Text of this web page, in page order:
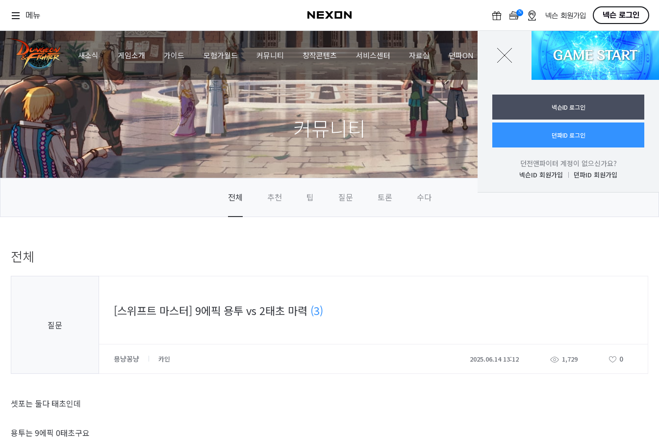
메뉴 N
F
넥슨 회원가입 넥슨 로그인
새소식 게임소개 가이드 모험가월드 커뮤니티 창작콘텐츠 서비스센터 자료실 던파ON GAME START
로그인
넥슨ID 로그인
던파ID 로그인
던전앤파이터 계정이 없으신가요?
넥슨ID 회원가입 던파ID 회원가입
커뮤니티
전체 추천 팁 질문 토론 수다
전체
질문
[스위프트 마스터] 9에픽 용투 vs 2태초 마력 (3)
용냥꽁냥 카인 2025.06.14 13:12 1,729 0
셋포는 둘다 태초인데
용투는 9에픽 0태초구요